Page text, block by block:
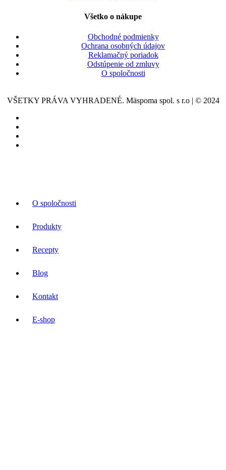
Všetko o nákupe
Obchodné podmienky
Ochrana osobných údajov
Reklamačný poriadok
Odstúpenie od zmluvy
O spoločnosti
VŠETKY PRÁVA VYHRADENÉ. Mäspoma spol. s r.o | © 2024
O spoločnosti
Produkty
Recepty
Blog
Kontakt
E-shop